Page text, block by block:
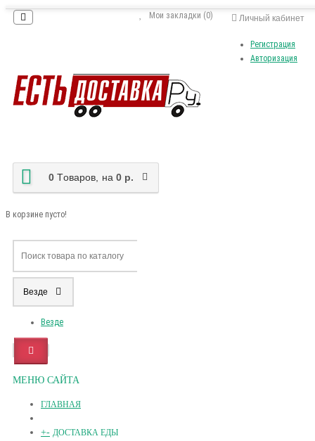
Личный кабинет
Регистрация
Авторизация
Мои закладки (0)
0 Tоваров, на 0 р.
В корзине пусто!
Везде
Везде
МЕНЮ САЙТА
ГЛАВНАЯ
+- ДОСТАВКА ЕДЫ